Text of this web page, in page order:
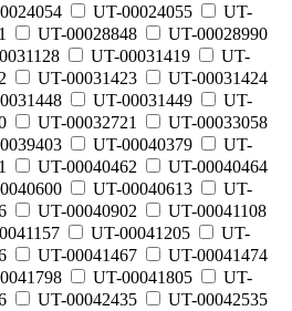
UT-00024055
UT-
UT-00028848
UT-00028990
UT-00031419
UT-
UT-00031423
UT-00031424
UT-00031449
UT-
UT-00032721
UT-00033058
UT-00040379
UT-
UT-00040462
UT-00040464
UT-00040613
UT-
UT-00040902
UT-00041108
UT-00041205
UT-
UT-00041467
UT-00041474
UT-00041805
UT-
UT-00042435
UT-00042535